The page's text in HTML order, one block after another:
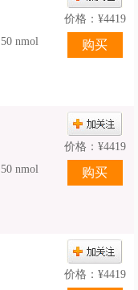
50 nmol
价格： ¥4419
50 nmol
价格： ¥4419
价格： ¥4419